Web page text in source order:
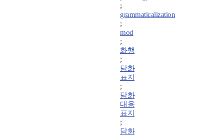
;
grammaticalization
;
mod
;
화행
;
담화
표지
;
담화
대용
표지
;
담화